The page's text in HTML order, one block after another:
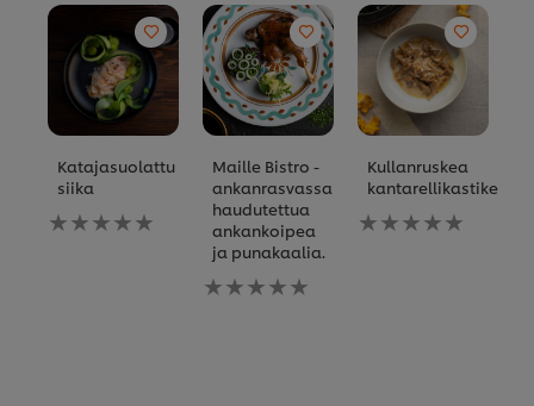
Katajasuolattu
siika
Ei
arvioita
Maille Bistro -
ankanrasvassa
haudutettua
ankankoipea
ja punakaalia.
Ei
arvioita
Kullanruskea
kantarellikastike
Ei
arvioita